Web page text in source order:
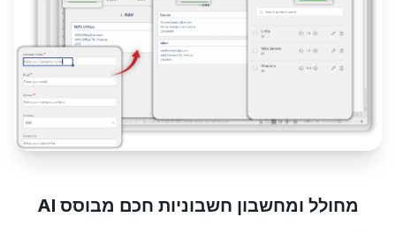
מחולל ומחשבון חשבוניות חכם מבוסס AI